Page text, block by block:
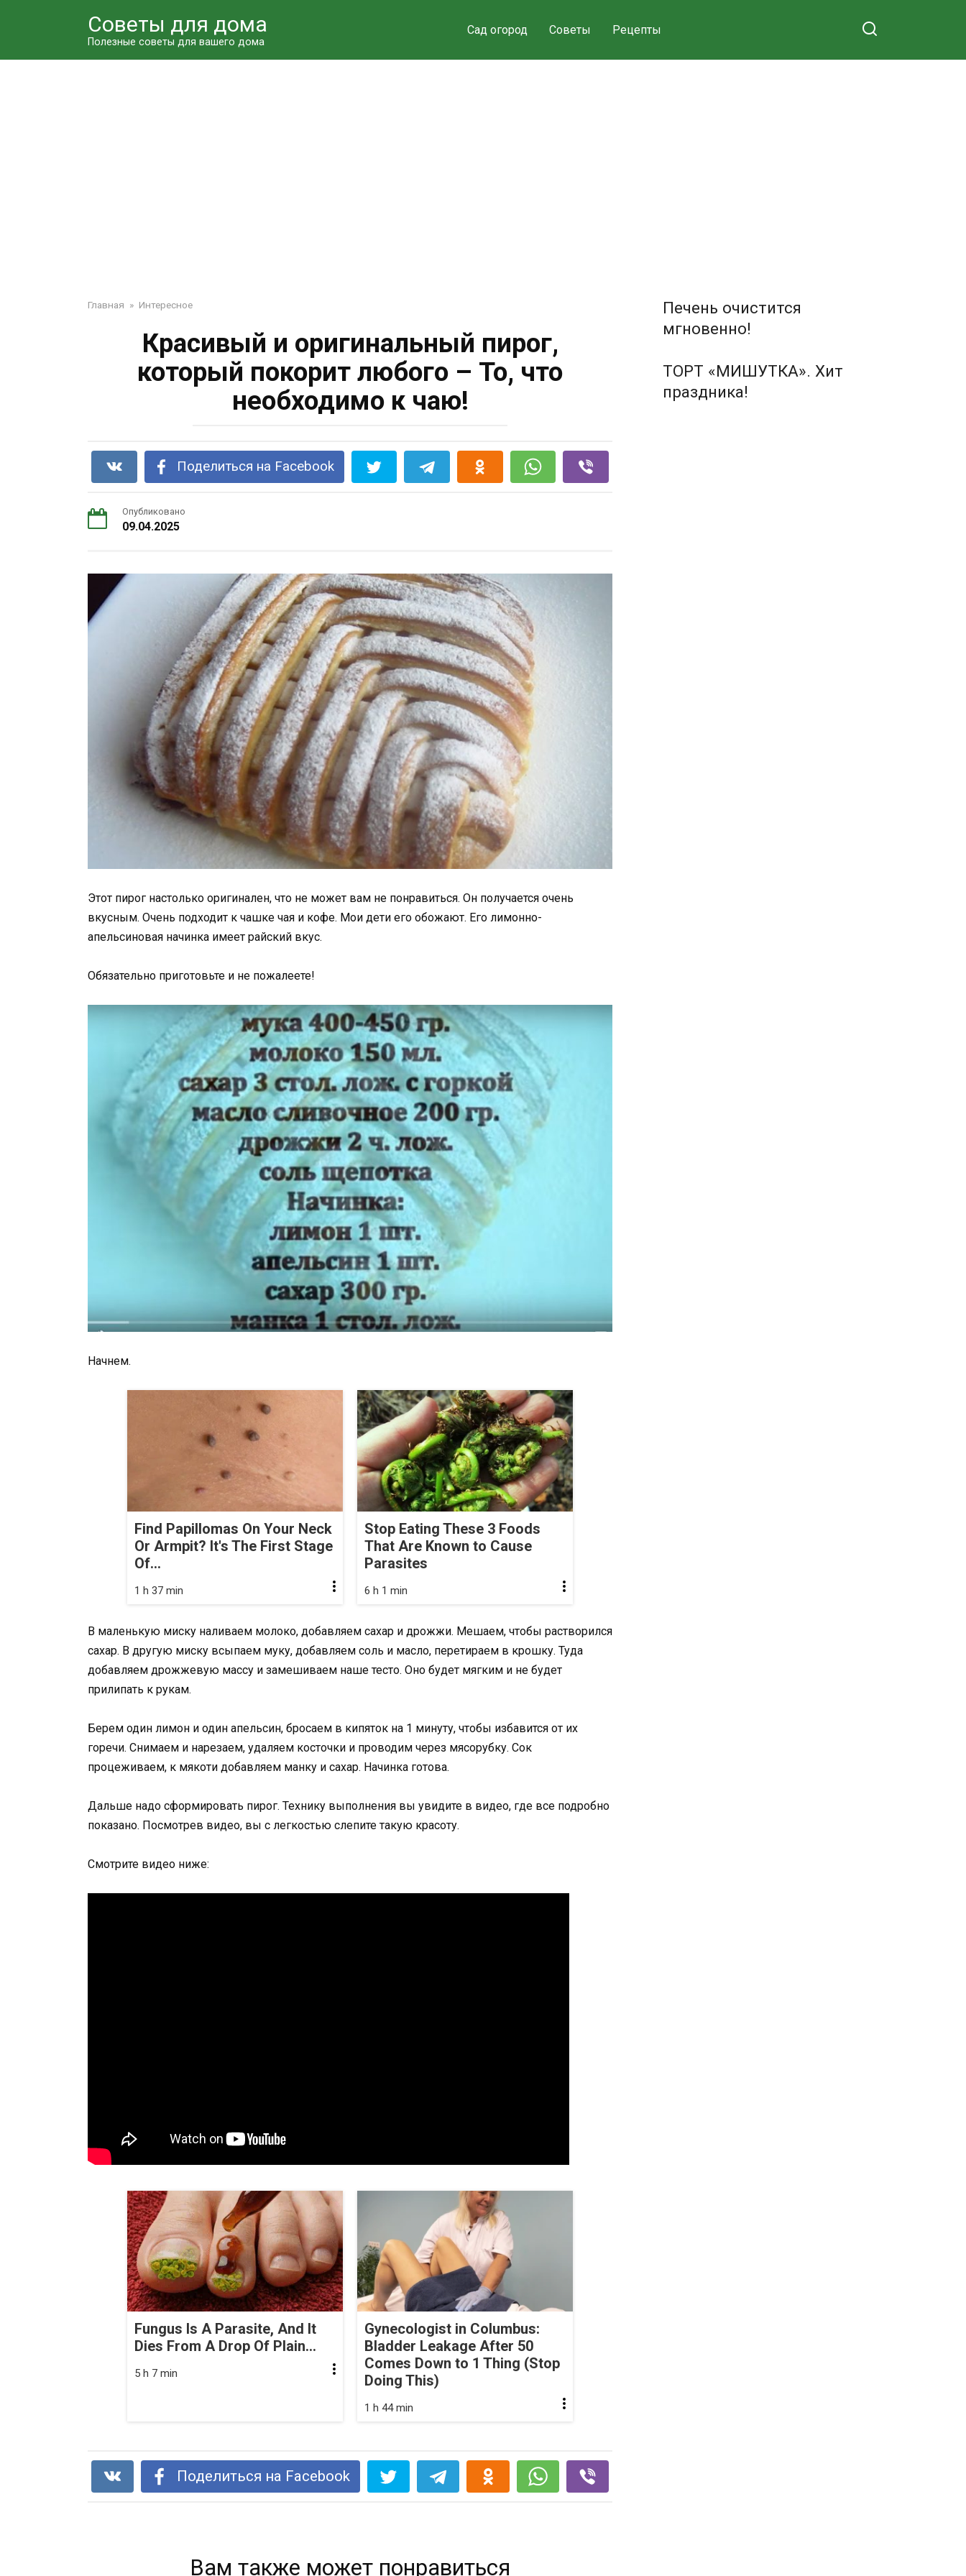
Советы для дома
Полезные советы для вашего дома
Сад огород Советы Рецепты
Главная » Интересное
Красивый и оригинальный пирог,
который покорит любого – То, что
необходимо к чаю!
Поделиться на Facebook
Опубликовано
09.04.2025
Этот пирог настолько оригинален, что не может вам не понравиться. Он получается очень
вкусным. Очень подходит к чашке чая и кофе. Мои дети его обожают. Его лимонно-
апельсиновая начинка имеет райский вкус.
Обязательно приготовьте и не пожалеете!
Начнем.
Find Papillomas On Your Neck
Or Armpit? It's The First Stage
Of...
1 h 37 min
Stop Eating These 3 Foods
That Are Known to Cause
Parasites
6 h 1 min
В маленькую миску наливаем молоко, добавляем сахар и дрожжи. Мешаем, чтобы растворился
сахар. В другую миску всыпаем муку, добавляем соль и масло, перетираем в крошку. Туда
добавляем дрожжевую массу и замешиваем наше тесто. Оно будет мягким и не будет
прилипать к рукам.
Берем один лимон и один апельсин, бросаем в кипяток на 1 минуту, чтобы избавится от их
горечи. Снимаем и нарезаем, удаляем косточки и проводим через мясорубку. Сок
процеживаем, к мякоти добавляем манку и сахар. Начинка готова.
Дальше надо сформировать пирог. Технику выполнения вы увидите в видео, где все подробно
показано. Посмотрев видео, вы с легкостью слепите такую красоту.
Смотрите видео ниже:
Fungus Is A Parasite, And It
Dies From A Drop Of Plain...
5 h 7 min
Gynecologist in Columbus:
Bladder Leakage After 50
Comes Down to 1 Thing (Stop
Doing This)
1 h 44 min
Поделиться на Facebook
Вам также может понравиться
Печень очистится
мгновенно!
ТОРТ «МИШУТКА». Хит
праздника!